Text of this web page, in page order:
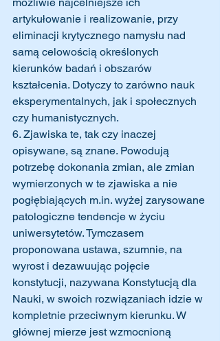
artykułowanie i realizowanie, przy
eliminacji krytycznego namysłu nad
samą celowością określonych
kierunków badań i obszarów
kształcenia. Dotyczy to zarówno nauk
eksperymentalnych, jak i społecznych
czy humanistycznych.
6. Zjawiska te, tak czy inaczej
opisywane, są znane. Powodują
potrzebę dokonania zmian, ale zmian
wymierzonych w te zjawiska a nie
pogłębiających m.in. wyżej zarysowane
patologiczne tendencje w życiu
uniwersytetów. Tymczasem
proponowana ustawa, szumnie, na
wyrost i dezawuując pojęcie
konstytucji, nazywana Konstytucją dla
Nauki, w swoich rozwiązaniach idzie w
kompletnie przeciwnym kierunku. W
głównej mierze jest wzmocnioną